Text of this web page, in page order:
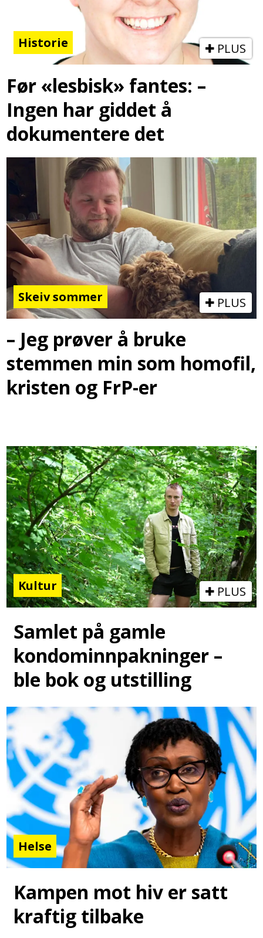
Historie PLUS
Før «lesbisk» fantes: –
Ingen har giddet å
dokumentere det
Skeiv sommer PLUS
– Jeg prøver å bruke
stemmen min som homofil,
kristen og FrP-er
Kultur PLUS
Samlet på gamle
kondominnpakninger –
ble bok og utstilling
Helse
Kampen mot hiv er satt
kraftig tilbake